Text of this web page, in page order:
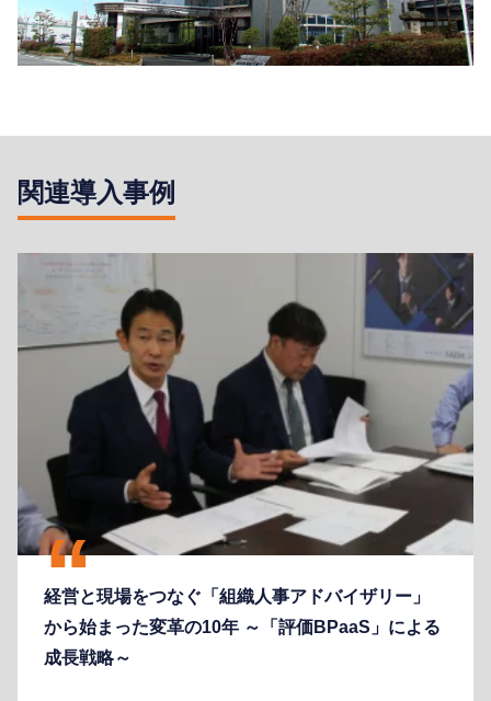
関連導入事例
経営と現場をつなぐ「組織人事アドバイザリー」
から始まった変革の10年 ～「評価BPaaS」による
成長戦略～